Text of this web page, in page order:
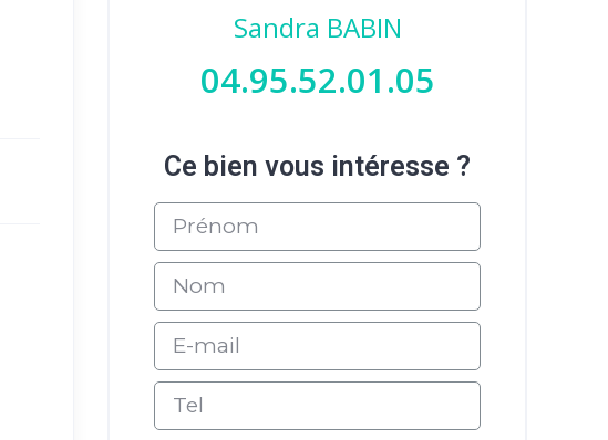
Sandra BABIN
04.95.52.01.05
Ce bien vous intéresse ?